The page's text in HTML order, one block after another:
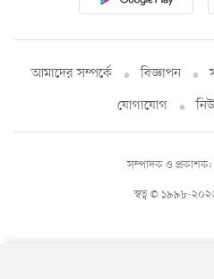
আমাদের সম্পর্কে বিজ্ঞাপন
যোগাযোগ
স্বত্ব © ১৯৯৮-
সম্পাদক ও